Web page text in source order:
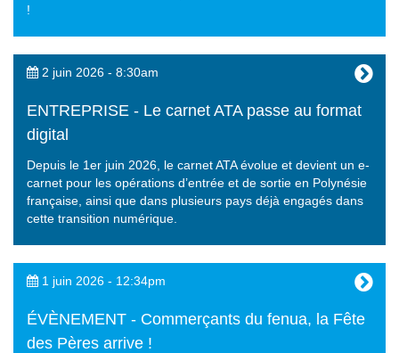
!
2 juin 2026 - 8:30am
ENTREPRISE - Le carnet ATA passe au format
digital
Depuis le 1er juin 2026, le carnet ATA évolue et devient un e-
carnet pour les opérations d’entrée et de sortie en Polynésie
française, ainsi que dans plusieurs pays déjà engagés dans
cette transition numérique.
1 juin 2026 - 12:34pm
ÉVÈNEMENT - Commerçants du fenua, la Fête
des Pères arrive !